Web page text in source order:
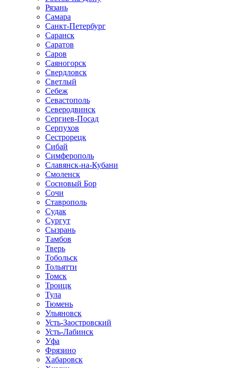
Рязань
Самара
Санкт-Петербург
Саранск
Саратов
Саров
Саяногорск
Свердловск
Светлый
Себеж
Севастополь
Северодвинск
Сергиев-Посад
Серпухов
Сестрорецк
Сибай
Симферополь
Славянск-на-Кубани
Смоленск
Сосновый Бор
Сочи
Ставрополь
Судак
Сургут
Сызрань
Тамбов
Тверь
Тобольск
Тольятти
Томск
Троицк
Тула
Тюмень
Ульяновск
Усть-Заостровский
Усть-Лабинск
Уфа
Фрязино
Хабаровск